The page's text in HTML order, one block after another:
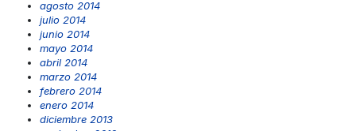
agosto 2014
julio 2014
junio 2014
mayo 2014
abril 2014
marzo 2014
febrero 2014
enero 2014
diciembre 2013